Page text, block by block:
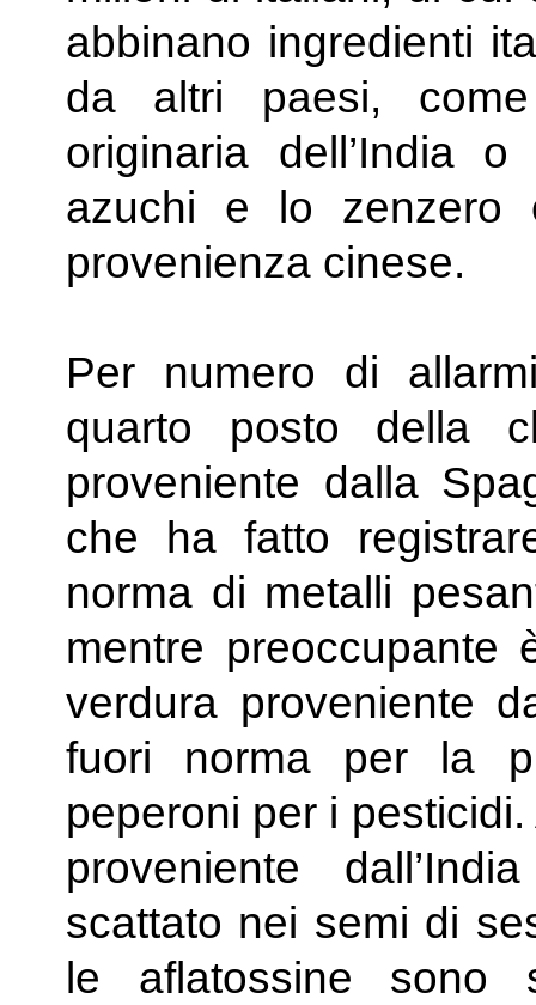
abbinano ingredienti
da altri paesi,
originaria dell’India
azuchi e lo
provenienza cinese.
Per numero di
quarto posto della
proveniente dalla
che ha fatto
norma di metalli
mentre
verdura proveniente
fuori norma per la
peperoni per i
proveniente
scattato nei semi di
le aflatossine sono